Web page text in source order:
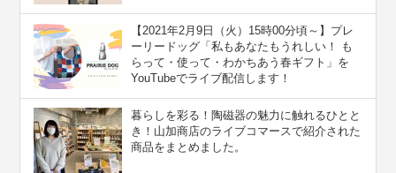
【2021年2月9日（火）15時00分頃～】プレ
ーリードッグ「私もあなたもうれしい！ も
らって・使って・わかちあう春ギフト」を
YouTubeでライブ配信します！
暮らしを彩る！陶磁器の魅力に触れるひとと
き！山加商店のライブコマースで紹介された
商品をまとめました。